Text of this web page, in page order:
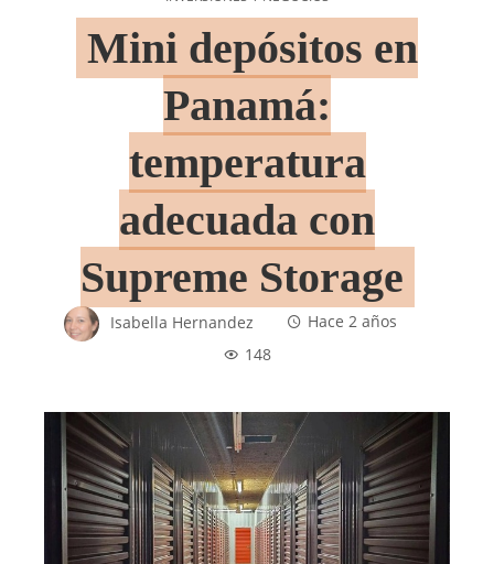
Mini depósitos en
Panamá:
temperatura
adecuada con
Supreme Storage
Isabella Hernandez
Hace 2 años
148